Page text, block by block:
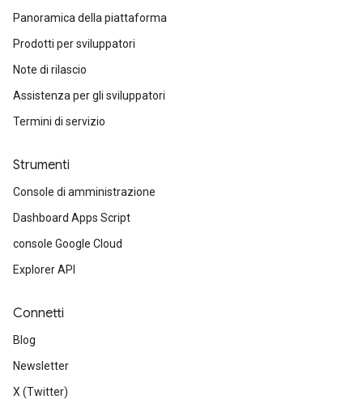
Panoramica della piattaforma
Prodotti per sviluppatori
Note di rilascio
Assistenza per gli sviluppatori
Termini di servizio
Strumenti
Console di amministrazione
Dashboard Apps Script
console Google Cloud
Explorer API
Connetti
Blog
Newsletter
X (Twitter)